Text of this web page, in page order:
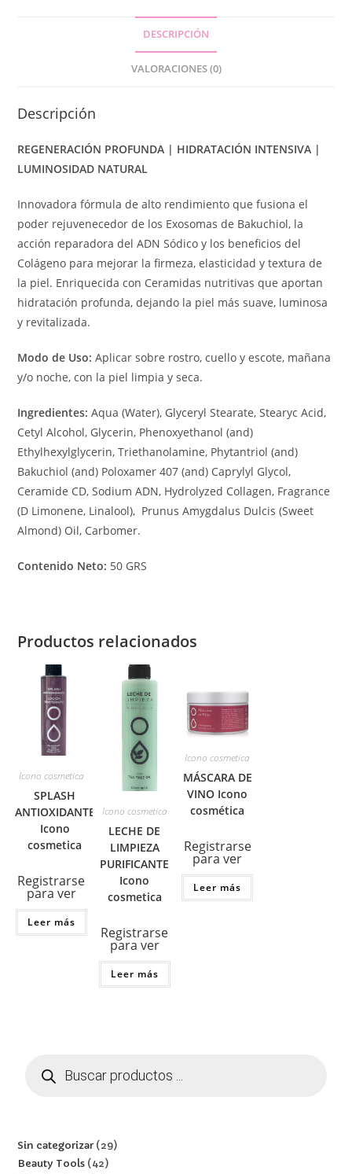
DESCRIPCIÓN
VALORACIONES (0)
Descripción
REGENERACIÓN PROFUNDA | HIDRATACIÓN INTENSIVA |
LUMINOSIDAD NATURAL
Innovadora fórmula de alto rendimiento que fusiona el
poder rejuvenecedor de los Exosomas de Bakuchiol, la
acción reparadora del ADN Sódico y los beneficios del
Colágeno para mejorar la firmeza, elasticidad y textura de
la piel. Enriquecida con Ceramidas nutritivas que aportan
hidratación profunda, dejando la piel más suave, luminosa
y revitalizada.
Modo de Uso: Aplicar sobre rostro, cuello y escote, mañana
y/o noche, con la piel limpia y seca.
Ingredientes: Aqua (Water), Glyceryl Stearate, Stearyc Acid,
Cetyl Alcohol, Glycerin, Phenoxyethanol (and)
Ethylhexylglycerin, Triethanolamine, Phytantriol (and)
Bakuchiol (and) Poloxamer 407 (and) Caprylyl Glycol,
Ceramide CD, Sodium ADN, Hydrolyzed Collagen, Fragrance
(D Limonene, Linalool), Prunus Amygdalus Dulcis (Sweet
Almond) Oil, Carbomer.
Contenido Neto: 50 GRS
Productos relacionados
Icono cosmetica
SPLASH
ANTIOXIDANTE
Icono
cosmetica
Registrarse
para ver
Leer más
Icono cosmetica
LECHE DE
LIMPIEZA
PURIFICANTE
Icono
cosmetica
Registrarse
para ver
Leer más
Icono cosmetica
MÁSCARA DE
VINO Icono
cosmética
Registrarse
para ver
Leer más
Sin categorizar 29
Beauty Tools 42